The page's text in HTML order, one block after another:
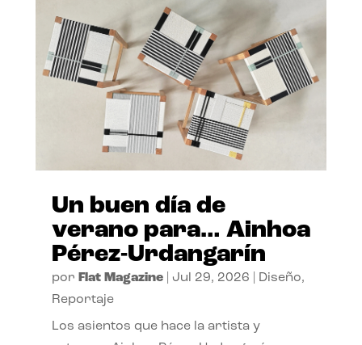
Un buen día de
verano para… Ainhoa
Pérez-Urdangarín
por Flat Magazine| Jul 29, 2026 Diseño,
Reportaje
Los asientos que hace la artista y